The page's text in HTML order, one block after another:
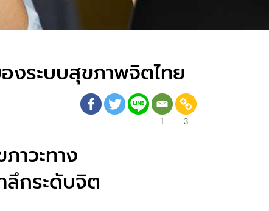
งระบบสุขภาพจิตไทย
1
3
าวะทาง
กระดับจิต